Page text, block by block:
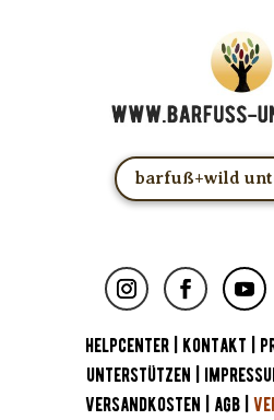
barfuß+wild
HELPCENTER| KONTAKT
UNTERSTÜTZEN
VERSANDKOSTEN
AGB |